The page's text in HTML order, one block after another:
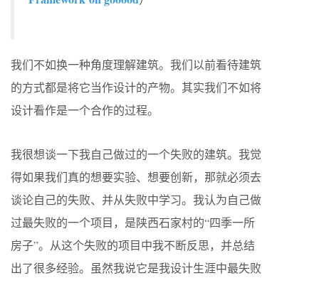
我们不如换一种角度理解建筑。我们以前看待建筑
的方式都是将它当作设计的产物。其实我们不如将
设计看作是一个合作的过程。
我很想谈一下我自己做过的一个失败的建筑。我觉
得如果我们真的想要实验、想要创新，那就必须去
谈论自己的失败、并从失败中学习。我认为自己做
过最失败的一个项目，是陕西石家村的“四季一所
房子”。从这个失败的项目中我不断反思，并总结
出了很多经验。虽然我说它是我设计生涯中最失败